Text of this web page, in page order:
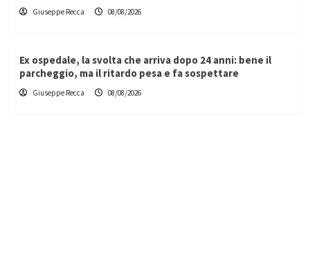
Giuseppe Recca 08/08/2026
Ex ospedale, la svolta che arriva dopo 24 anni: bene il
parcheggio, ma il ritardo pesa e fa sospettare
Giuseppe Recca 08/08/2026